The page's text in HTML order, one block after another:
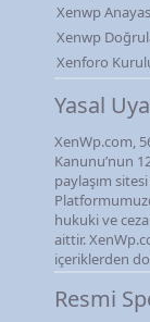
Xenwp
Xenwp
Xenforo
Yasal
XenWp.com,
Kanunu’nun
paylaşım
hukuki ve
aittir.
içeriklerden
Resmi